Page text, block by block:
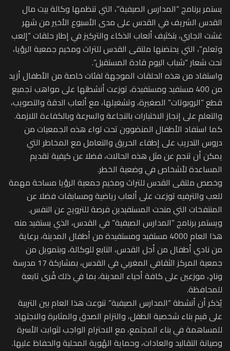
يستمر برنامج “المدارس الصيفية”، التي تنظمها وكالة بيت مال
القدس الشريف في القدس على مدى الأسبوع الأخير من شهر
غشت الجاري، بتكثيف ألعاب الذكاء والتركيز في إطار حلقات “إلعب
وتعلم”، التي يحتضنها ملتقى القدس للتراث ومخيم جمعية الرؤيا،
تحت شعار “شباب اليوم قادة المستقبل”.
واستفاد من هذه الحلقات الموجهة لفئات خاصة من الأطفال أزيد
من 400 مستفيد ومستفيدة، توزعت أنشطتها على مواهب تجميع
قطع “الروبوتات” الصغيرة، وتشغيلها، مع ألعاب الدقة والتصويب،
والتعلم على إنجاز الاختبارات بالنجاعة والسرعة وبالكفاءة اللازمة.
كما استفاد الأطفال المنضوون تحت لواء هذه الجمعيات من
دروس التدريب على إطفاء الحريق والتعامل مع المخاطر التي
يمكن أن تنجم عن مثل هذه الحالات، فضلا عن كيفية تقديم
المساعدة لأشخاص في وضعية الخطر.
وخصص ملتقى القدس للتراث ومخيم جمعية الرؤيا مساحة مهمة
للعب والترفيه توزعت على ألعاب رياضية ومسابقات فضلا عن
المنتفخات التي منحت المستفيدين فرصة للترويح عن النفس.
ويستمر برنامج “المدارس الصيفية” في القدس، الذي يستفيد منه
هذا العام 4000 مستفيد ومستفيدة من أطفال المدينة، برعاية
من نادي أطفال من أجل القدس، التابع للوكالة، وبتمويل من
جمعية المركز الثقافي المغربي في القدس، بمشاركة 17 مدرسة
ونادٍ، موزعين على كافة أحياء المدينة، بما في ذلك قُرى تابعة
للمحافظة.
يُذكر أن أنشطة “المدارس الصيفية” تنوعت هذا العام بين التربية
على قيم بناء شخصية الطفل، والتزام الصدق والمثابرة والاجتهاد
للمساهمة في بناء المجتمع، مع الاحترام الواجب لثوابت الأسرة
وصيانة التقاليد والعادات، وحماية الهُوية المحلية والحفاظ عليها.